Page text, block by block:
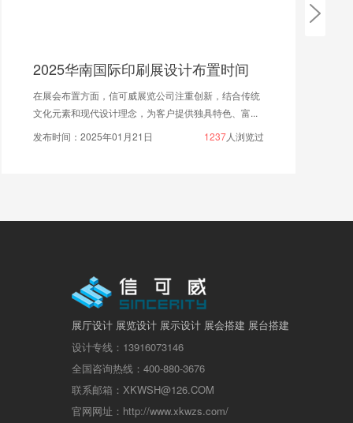
2025华南国际印刷展设计布置时间
在展会布置方面，信可威展览公司注重创新，结合传统
文化元素和现代设计理念，为客户提供独具特色、富...
发布时间：2025年01月21日
1237人浏览过
展厅设计 展览设计 展示设计 展会搭建 展台搭建
设计专线：13916073146
全国咨询热线：400-880-3676
联系邮箱：XKWSH@126.COM
官网网址：http://www.xkwzs.com/